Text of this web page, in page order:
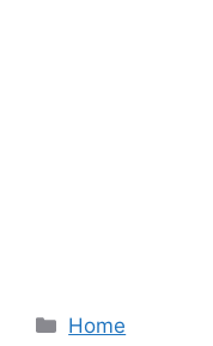
Categories
Home